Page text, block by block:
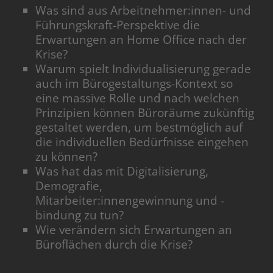
Was sind aus Arbeitnehmer:innen- und
Führungskraft-Perspektive die
Erwartungen an Home Office nach der
Krise?
Warum spielt Individualisierung gerade
auch im Bürogestaltungs-Kontext so
eine massive Rolle und nach welchen
Prinzipien können Büroräume zukünftig
gestaltet werden, um bestmöglich auf
die individuellen Bedürfnisse eingehen
zu können?
Was hat das mit Digitalisierung,
Demografie,
Mitarbeiter:innengewinnung und -
bindung zu tun?
Wie verändern sich Erwartungen an
Büroflächen durch die Krise?